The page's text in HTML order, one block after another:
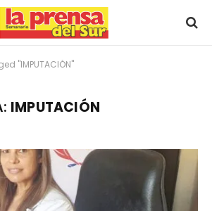
"IMPUTACIÓN"
IMPUTACIÓN